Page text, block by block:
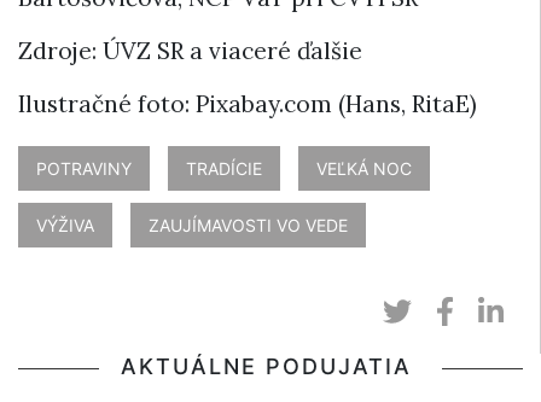
Zdroje: ÚVZ SR a viaceré ďalšie
Ilustračné foto: Pixabay.com (Hans, RitaE)
POTRAVINY TRADÍCIE VEĽKÁ NOC
VÝŽIVA ZAUJÍMAVOSTI VO VEDE
AKTUÁLNE PODUJATIA